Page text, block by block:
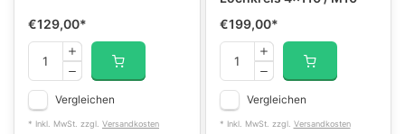
€129,00*
Vergleichen
* Inkl. MwSt. zzgl. Versandkosten
€199,00*
Vergleichen
* Inkl. MwSt. zzgl. Versandkosten